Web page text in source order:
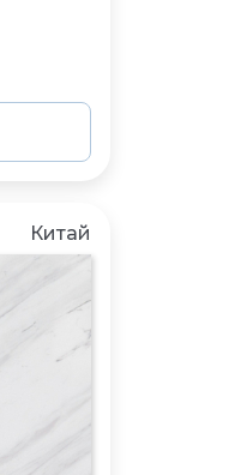
Китай